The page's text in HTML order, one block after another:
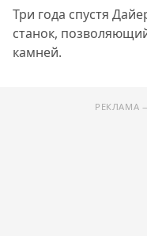
Три года спустя
станок,
камней.
РЕКЛАМА